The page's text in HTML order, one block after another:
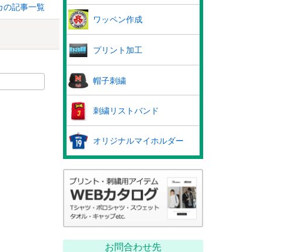
の記事一覧
ワッペン作成
プリント加工
帽子刺繍
刺繍リストバンド
オリジナルマイホルダー
お問合わせ先